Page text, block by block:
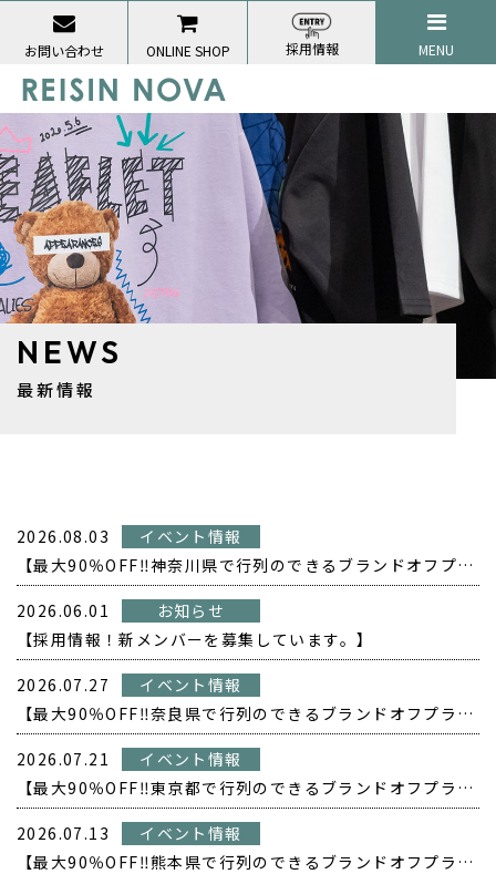
NEWS
最新情報
2026.08.03
イベント情報
【最大90％OFF‼️神奈川県で行列のできるブランドオフプライス POPUP開催❗️】
2026.06.01
お知らせ
【採用情報！新メンバーを募集しています。】
2026.07.27
イベント情報
【最大90％OFF‼️奈良県で行列のできるブランドオフプライス POPUP開催❗️】
2026.07.21
イベント情報
【最大90％OFF‼️東京都で行列のできるブランドオフプライス POPUP開催❗️】
2026.07.13
イベント情報
【最大90％OFF‼️熊本県で行列のできるブランドオフプライス POPUP開催❗️】
お問い合わせ ONLINE SHOP 採用情報 MENU